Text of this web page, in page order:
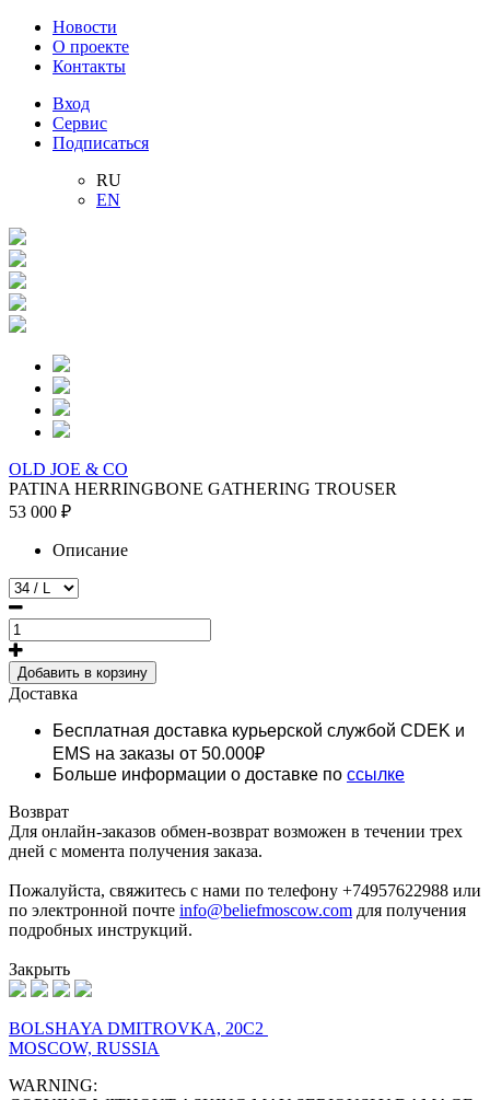
Новости
О проекте
Контакты
Вход
Сервис
Подписаться
RU
EN
OLD JOE & CO
PATINA HERRINGBONE GATHERING TROUSER
53 000 ₽
Описание
Добавить в корзину
Доставка
Бесплатная доставка курьерской службой CDEK и
EMS на заказы от 50.000₽
Больше информации о доставке по ссылке
Возврат
Для онлайн-заказов обмен-возврат возможен в течении трех
дней с момента получения заказа.
Пожалуйста, свяжитесь с нами по телефону +74957622988 или
по электронной почте info@beliefmoscow.com для получения
подробных инструкций.
Закрыть
BOLSHAYA DMITROVKA, 20C2
MOSCOW, RUSSIA
WARNING: